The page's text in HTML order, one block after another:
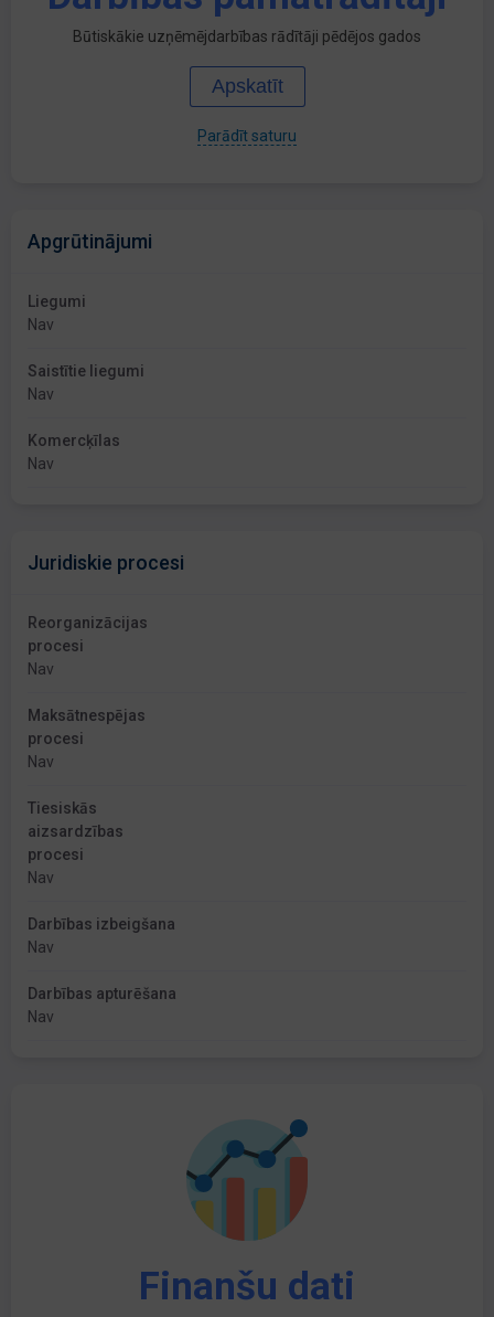
Būtiskākie uzņēmējdarbības rādītāji pēdējos gados
Apskatīt
Parādīt saturu
Apgrūtinājumi
Liegumi
Nav
Saistītie liegumi
Nav
Komercķīlas
Nav
Juridiskie procesi
Reorganizācijas
procesi
Nav
Maksātnespējas
procesi
Nav
Tiesiskās
aizsardzības
procesi
Nav
Darbības izbeigšana
Nav
Darbības apturēšana
Nav
Finanšu dati